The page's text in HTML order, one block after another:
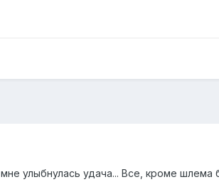
улыбнулась удача... Все, кроме